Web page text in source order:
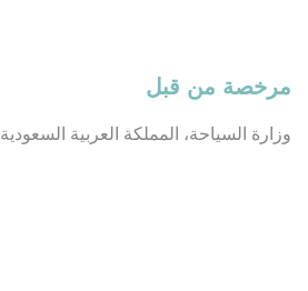
مرخصة من قبل
وزارة السياحة، المملكة العربية السعودية